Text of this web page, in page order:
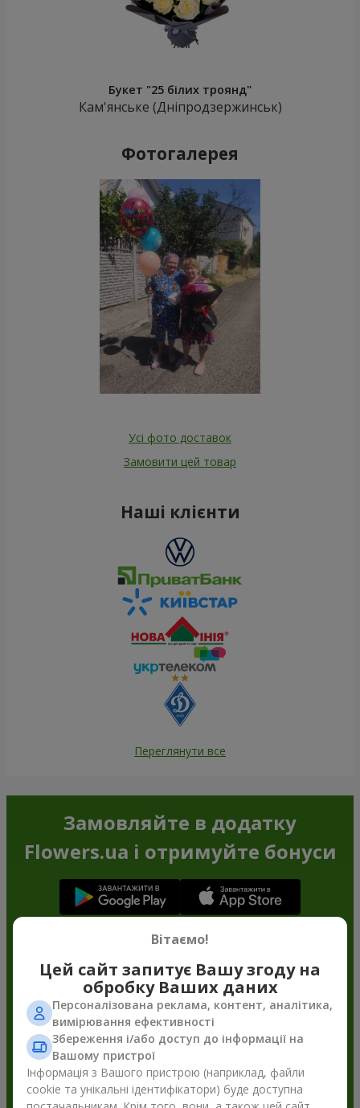
Букет "25 білих троянд"
Кам'янське (Дніпродзержинськ)
Фотогалерея
Усі фото доставок
Замовити цей товар
Наші клієнти
Переглянути все
Замовляйте в додатку
Flowers.ua і отримуйте бонуси
Вітаємо!
Цей сайт запитує Вашу згоду на
обробку Ваших даних
Персоналізована реклама, контент, аналітика,
вимірювання ефективності
Збереження і/або доступ до інформації на
Вашому пристрої
Інформація з Вашого пристрою (наприклад, файли
cookie та унікальні ідентифікатори) буде доступна